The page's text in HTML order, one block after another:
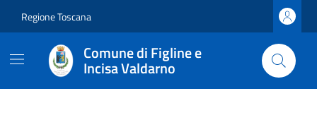
Regione Toscana
Comune di Figline e
Incisa Valdarno